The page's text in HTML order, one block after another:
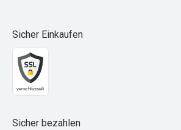
Sicher Einkaufen
Sicher bezahlen